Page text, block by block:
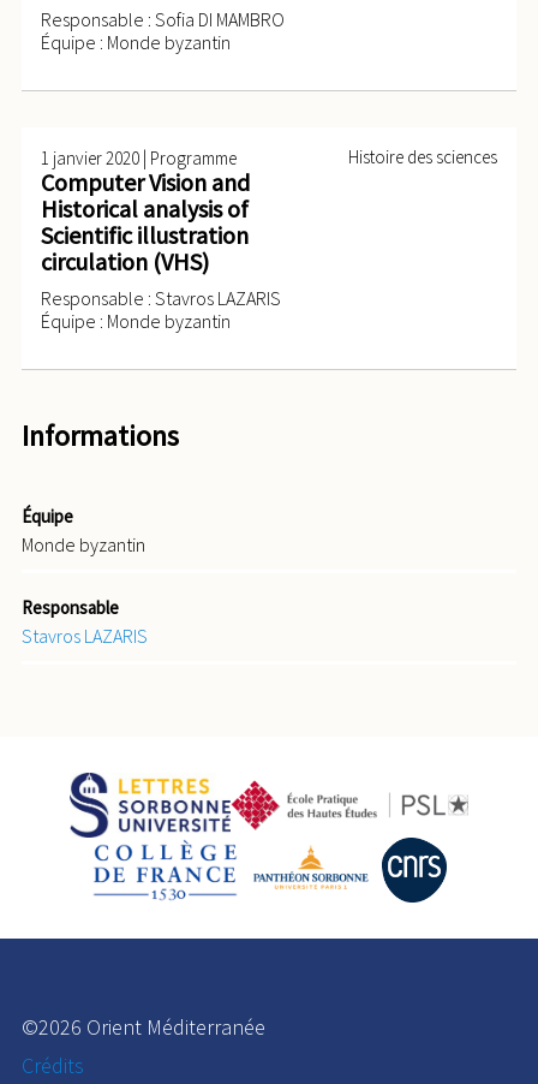
Responsable : Sofia DI MAMBRO
Équipe : Monde byzantin
1 janvier 2020 | Programme
Computer Vision and
Historical analysis of
Scientific illustration
circulation (VHS)
Responsable : Stavros LAZARIS
Équipe : Monde byzantin
Histoire des sciences
Informations
Équipe
Monde byzantin
Responsable
Stavros LAZARIS
©2026 Orient Méditerranée
Crédits